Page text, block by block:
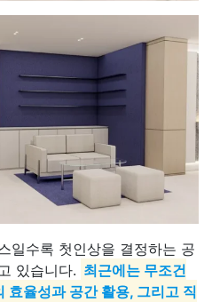
일수록 첫인상을 결정하는 공
있습니다. 최근에는 무조건
효율성과 공간 활용, 그리고 직